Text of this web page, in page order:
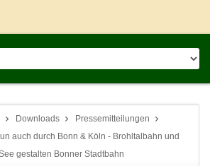
Downloads
Pressemitteilungen
auch durch Bonn & Köln - Brohltalbahn und
gestalten Bonner Stadtbahn